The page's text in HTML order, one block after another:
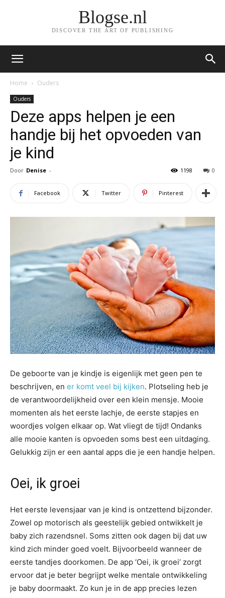
Blogse.nl
DISCOVER THE ART OF PUBLISHING
Home Ouders
Ouders
Deze apps helpen je een
handje bij het opvoeden van
je kind
Door Denise - 0
1198
Facebook Twitter Pinterest
De geboorte van je kindje is eigenlijk met geen pen te
beschrijven, en er komt veel bij kijken. Plotseling heb je
de verantwoordelijkheid over een klein mensje. Mooie
momenten als het eerste lachje, de eerste stapjes en
woordjes volgen elkaar op. Wat vliegt de tijd! Ondanks
alle mooie kanten is opvoeden soms best een uitdaging.
Gelukkig zijn er een aantal apps die je een handje helpen.
Oei, ik groei
Het eerste levensjaar van je kind is ontzettend bijzonder.
Zowel op motorisch als geestelijk gebied ontwikkelt je
baby zich razendsnel. Soms zitten ook dagen bij dat uw
kind zich minder goed voelt. Bijvoorbeeld wanneer de
eerste tandjes doorkomen. De app ‘Oei, ik groei’ zorgt
ervoor dat je beter begrijpt welke mentale ontwikkeling
je baby doormaakt. Zo kun je in de app precies lezen